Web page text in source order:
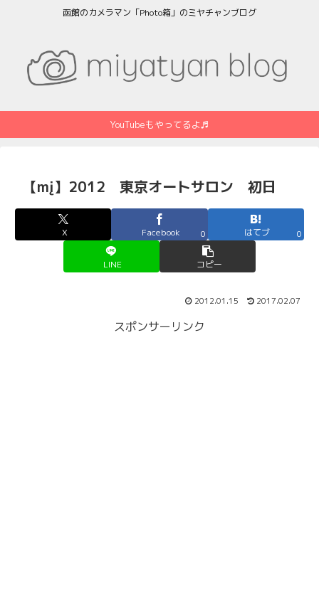
函館のカメラマン「Photo箱」のミヤチャンブログ
YouTubeもやってるよ♬
【mį】2012 東京オートサロン 初日
X Facebook 0 はてブ 0
LINE コピー
2012.01.15 2017.02.07
スポンサーリンク